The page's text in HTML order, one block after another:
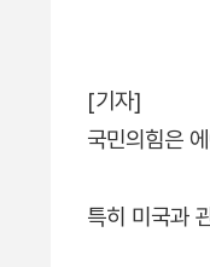
[기자]
국민의힘은
특히 미국과